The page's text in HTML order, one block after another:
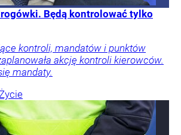
Będą kontrolować tylko
kontroli, mandatów i punktów
akcję kontroli kierowców.
mandaty.